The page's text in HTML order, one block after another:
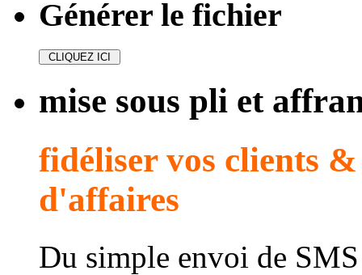
Générer le fichier
mise sous pli et
fidéliser vos clients
d'affaires
Du simple envoi de